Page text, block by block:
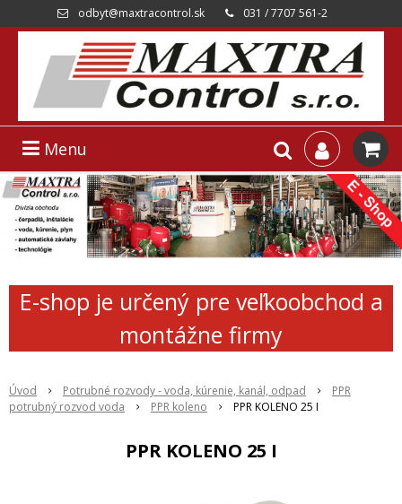
odbyt@maxtracontrol.sk 031 / 7707 561-2
Menu
E-shop je určený pre veľkoobchod a
montážne firmy
Úvod Potrubné rozvody - voda, kúrenie, kanál, odpad
PPR
potrubný rozvod voda
PPR koleno PPR KOLENO 25 I
PPR KOLENO 25 I